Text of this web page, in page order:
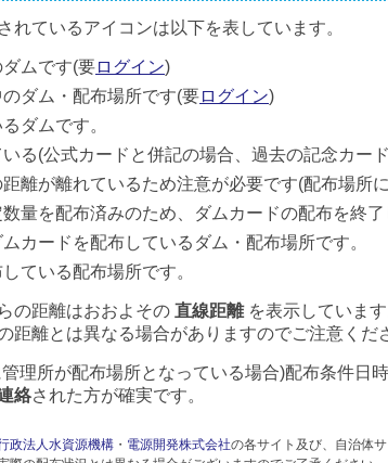
れているアイコンは以下を表しています。
ムです(要ログイン)
ダム・配布場所です(要ログイン)
ダムです。
る(公式カードと併記の場合、過去の記念カー
離が離れているため注意が必要です(配布場所
量を配布済みのため、ダムカードの配布を終了
カードを配布しているダム・配布場所です。
ている配布場所です。
の距離はおおよその 直線距離を表示しています
距離とは異なる場合がありますのでご注意くだ
理所が配布場所となっている場合)配布条件日
絡された方が確実です。
政法人水資源機構 ・ 電源開発株式会社の各サイト及び、自治体